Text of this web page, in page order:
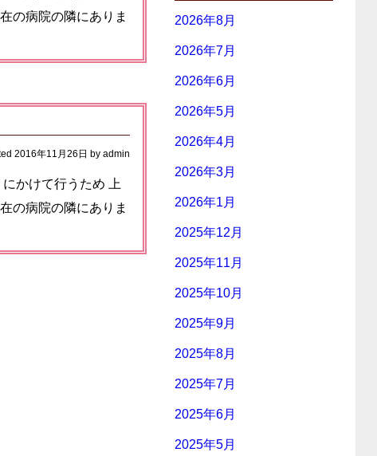
の病院の隣にありま
2016年11月26日 by admin
かけて行うため 上
の病院の隣にありま
2026年8月
2026年7月
2026年6月
2026年5月
2026年4月
2026年3月
2026年1月
2025年12月
2025年11月
2025年10月
2025年9月
2025年8月
2025年7月
2025年6月
2025年5月